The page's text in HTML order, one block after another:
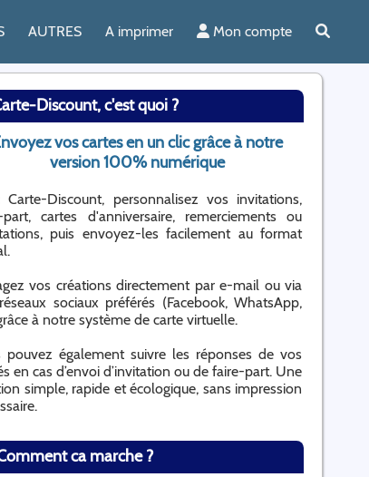
AUTRES A imprimer Mon compte
Discount, c'est quoi ?
vos cartes en un clic grâce à notre
version 100% numérique
Carte-Discount, personnalisez vos invitations,
part, cartes d'anniversaire, remerciements ou
puis envoyez-les facilement au format
vos créations directement par e-mail ou via
sociaux préférés (Facebook, WhatsApp,
à notre système de carte virtuelle.
pouvez également suivre les réponses de vos
en cas d’envoi d’invitation ou de faire-part. Une
simple, rapide et écologique, sans impression
ca marche ?